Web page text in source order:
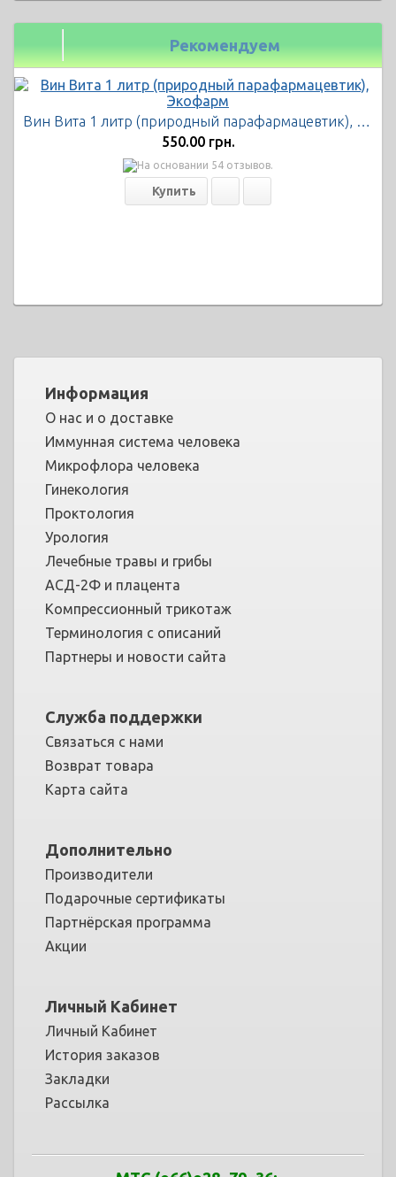
Рекомендуем
Вин Вита 1 литр (природный парафармацевтик), Экофарм
550.00 грн.
Информация
О нас и о доставке
Иммунная система человека
Микрофлора человека
Гинекология
Проктология
Урология
Лечебные травы и грибы
АСД-2Ф и плацента
Компрессионный трикотаж
Терминология с описаний
Партнеры и новости сайта
Служба поддержки
Связаться с нами
Возврат товара
Карта сайта
Дополнительно
Производители
Подарочные сертификаты
Партнёрская программа
Акции
Личный Кабинет
Личный Кабинет
История заказов
Закладки
Рассылка